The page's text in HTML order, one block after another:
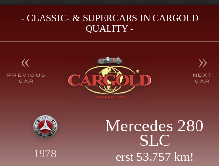
- CLASSIC- & SUPERCARS IN CARGOLD
QUALITY -
1978
Mercedes 280
SLC
erst 53.757 km!